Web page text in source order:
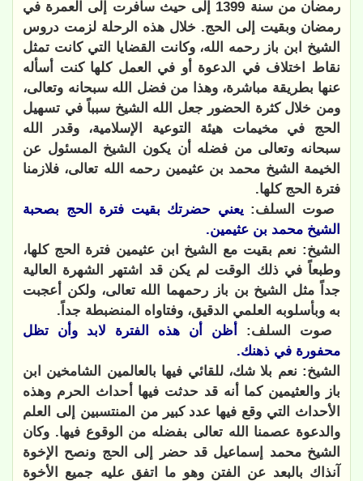
رمضان من سنة 1399 إلى حيث سافرت إلى العمرة في
رمضان وبقيت إلى الحج. خلال هذه الرحلة لزمت دروس
الشيخ ابن باز رحمه الله، وكانت القضايا التي كانت تمثل
نقاط اختلاف في الدعوة أو في العمل كلها كنت أسأله
عنها بطريقة مباشرة، وهذا من فضل الله سبحانه وتعالى،
ومن خلال كثرة الحضور جعل الله الشيخ سبباً في تسهيل
الحج في مخيمات هيئة التوعية الإسلامية، وقدر الله
سبحانه وتعالى من فضله أن يكون الشيخ المسئول عن
الخيمة الشيخ محمد بن عثيمين رحمه الله تعالى، فلازمنا
فترة الحج كلها.
صوت السلف: يعني حضرتك بقيت فترة الحج بصحبة
الشيخ محمد بن عثيمين.
الشيخ: نعم بقيت مع الشيخ ابن عثيمين فترة الحج كلها،
وطبعاً في ذلك الوقت لم يكن قد اشتهر الشهرة العالية
جداً مثل الشيخ بن باز رحمهما الله تعالى، ولكن أعجبت
به وبأسلوبه العلمي الدقيق، وفتاواه المنضبطة جداً.
صوت السلف:
أظن أن هذه الفترة لابد وأن تظل
محفورة في ذهنك.
الشيخ: نعم بلا شك، للقائي فيها بالعالمين الشامخين ابن
باز والعثيمين كما أنه قد حدثت فيها أحداث الحرم وهذه
الأحداث التي وقع فيها عدد كبير من المنتسبين إلى العلم
والدعوة عصمنا الله تعالى بفضله من الوقوع فيها. وكان
الشيخ محمد إسماعيل قد حضر إلى الحج ونصح الإخوة
آنذاك بالبعد عن الفتن وهو ما اتفق عليه جميع الأخوة